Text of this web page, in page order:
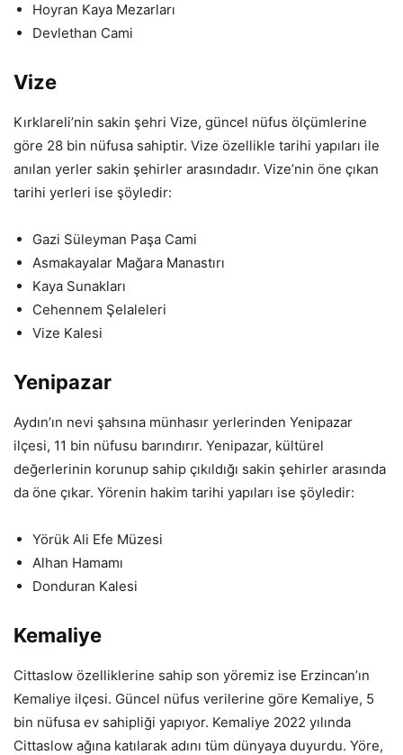
Hoyran Kaya Mezarları
Devlethan Cami
Vize
Kırklareli’nin sakin şehri Vize, güncel nüfus ölçümlerine
göre 28 bin nüfusa sahiptir. Vize özellikle tarihi yapıları ile
anılan yerler sakin şehirler arasındadır. Vize’nin öne çıkan
tarihi yerleri ise şöyledir:
Gazi Süleyman Paşa Cami
Asmakayalar Mağara Manastırı
Kaya Sunakları
Cehennem Şelaleleri
Vize Kalesi
Yenipazar
Aydın’ın nevi şahsına münhasır yerlerinden Yenipazar
ilçesi, 11 bin nüfusu barındırır. Yenipazar, kültürel
değerlerinin korunup sahip çıkıldığı sakin şehirler arasında
da öne çıkar. Yörenin hakim tarihi yapıları ise şöyledir:
Yörük Ali Efe Müzesi
Alhan Hamamı
Donduran Kalesi
Kemaliye
Cittaslow özelliklerine sahip son yöremiz ise Erzincan’ın
Kemaliye ilçesi. Güncel nüfus verilerine göre Kemaliye, 5
bin nüfusa ev sahipliği yapıyor. Kemaliye 2022 yılında
Cittaslow ağına katılarak adını tüm dünyaya duyurdu. Yöre,